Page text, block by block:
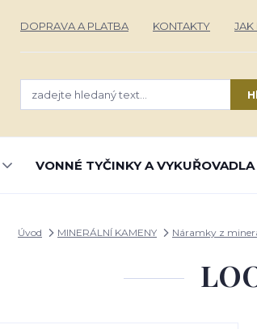
DOPRAVA A PLATBA KONTAKTY JAK
VONNÉ TYČINKY A VYKUŘOVADLA
Úvod MINERÁLNÍ KAMENY Náramky z